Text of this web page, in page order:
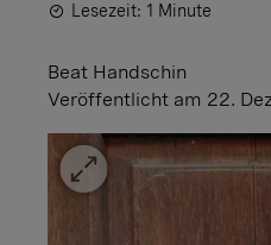
Lesezeit: 1 Minute
Beat Handschin
Veröffentlicht am 22.